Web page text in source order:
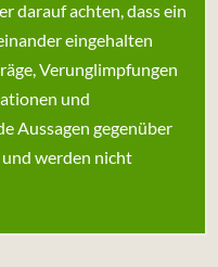
darauf achten, dass ein
eingehalten
Verunglimpfungen
und
Aussagen gegenüber
werden nicht